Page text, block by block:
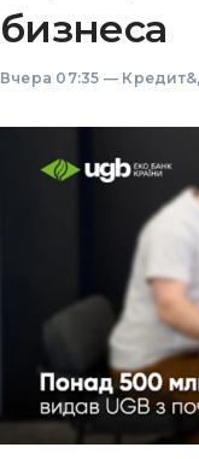
бизнеса
Вчера 07:35 —